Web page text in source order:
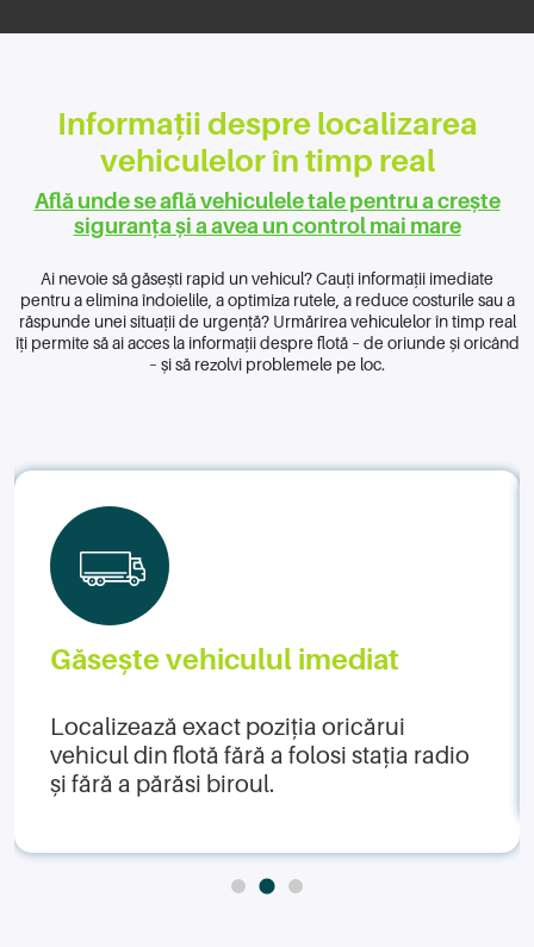
Informații despre localizarea
vehiculelor în timp real
Află unde se află vehiculele tale pentru a crește
siguranța și a avea un control mai mare
Ai nevoie să găsești rapid un vehicul? Cauți informații imediate
pentru a elimina îndoielile, a optimiza rutele, a reduce costurile sau a
răspunde unei situații de urgență? Urmărirea vehiculelor în timp real
îți permite să ai acces la informații despre flotă – de oriunde și oricând
– și să rezolvi problemele pe loc.
Găsește vehiculul imediat
Localizează exact poziția oricărui
vehicul din flotă fără a folosi stația radio
și fără a părăsi biroul.